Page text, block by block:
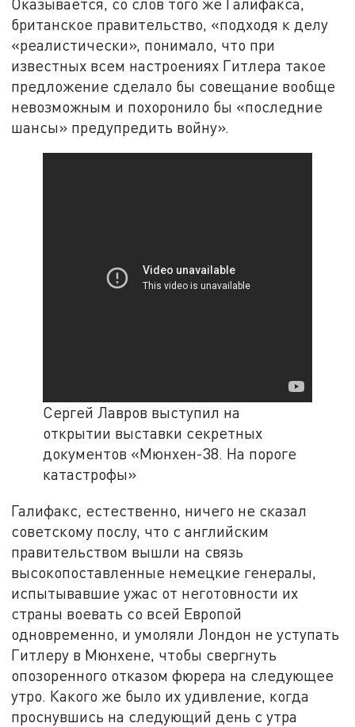
британское правительство, «подходя к делу
«реалистически», понимало, что при
известных всем настроениях Гитлера такое
предложение сделало бы совещание вообще
невозможным и похоронило бы «последние
шансы» предупредить войну».
Сергей Лавров выступил на
открытии выставки секретных
документов «Мюнхен-38. На пороге
катастрофы»
Галифакс, естественно, ничего не сказал
советскому послу, что с английским
правительством вышли на связь
высокопоставленные немецкие генералы,
испытывавшие ужас от неготовности их
страны воевать со всей Европой
одновременно, и умоляли Лондон не уступать
Гитлеру в Мюнхене, чтобы свергнуть
опозоренного отказом фюрера на следующее
утро. Какого же было их удивление, когда
проснувшись на следующий день с утра